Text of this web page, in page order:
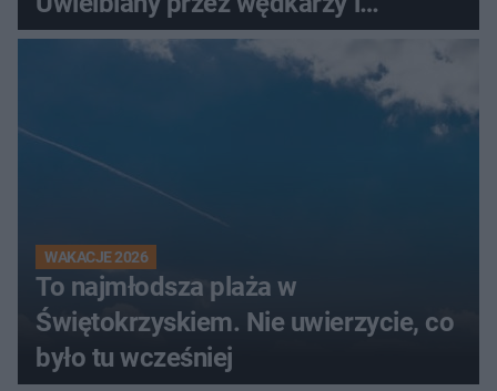
turystów
WAKACJE 2026
To najmłodsza plaża w
Świętokrzyskiem. Nie uwierzycie, co
było tu wcześniej